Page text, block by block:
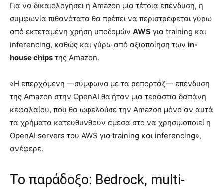
Για να δικαιολογήσει η Amazon μια τέτοια επένδυση, η
συμφωνία πιθανότατα θα πρέπει να περιστρέφεται γύρω
από εκτεταμένη χρήση υποδομών AWS για training και
inferencing, καθώς και γύρω από αξιοποίηση των in-
house chips της Amazon.
«Η επερχόμενη —σύμφωνα με τα ρεπορτάζ— επένδυση
της Amazon στην OpenAI θα ήταν μια τεράστια δαπάνη
κεφαλαίου, που θα ωφελούσε την Amazon μόνο αν αυτά
τα χρήματα κατευθυνθούν άμεσα στο να χρησιμοποιεί η
OpenAI servers του AWS για training και inferencing»,
ανέφερε.
Το παράδοξο: Bedrock, multi-